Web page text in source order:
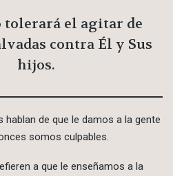
tolerará el agitar de
contra Él y Sus
hijos.
hablan de que le damos a la gente
somos culpables.
a que le enseñamos a la